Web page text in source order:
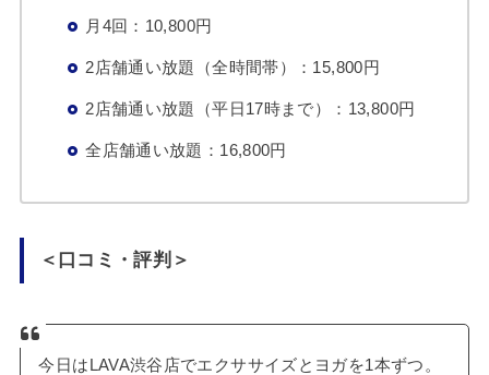
月4回：10,800円
2店舗通い放題（全時間帯）：15,800円
2店舗通い放題（平日17時まで）：13,800円
全店舗通い放題：16,800円
＜口コミ・評判＞
今日はLAVA渋谷店でエクササイズとヨガを1本ずつ。